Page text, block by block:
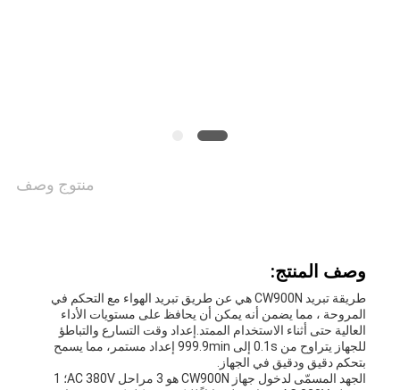
منتوج وصف
وصف المنتج:
طريقة تبريد CW900N هي عن طريق تبريد الهواء مع التحكم في
المروحة ، مما يضمن أنه يمكن أن يحافظ على مستويات الأداء
العالية حتى أثناء الاستخدام الممتد.إعداد وقت التسارع والتباطؤ
للجهاز يتراوح من 0.1s إلى 999.9min إعداد مستمر، مما يسمح
بتحكم دقيق ودقيق في الجهاز.
الجهد المسمّى لدخول جهاز CW900N هو 3 مراحل AC 380V؛ 1